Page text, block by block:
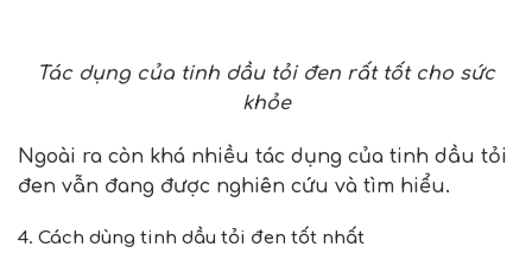
Tác dụng của tinh dầu tỏi đen rất tốt cho sức
khỏe
Ngoài ra còn khá nhiều tác dụng của tinh dầu tỏi
đen vẫn đang được nghiên cứu và tìm hiểu.
4. Cách dùng tinh dầu tỏi đen tốt nhất